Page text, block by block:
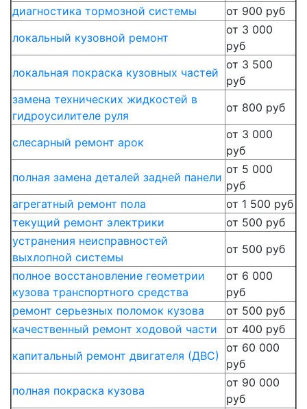
диагностика тормозной системы
от 900 руб
локальный кузовной ремонт
от 3 000
руб
локальная покраска кузовных частей
от 3 500
руб
замена технических жидкостей в
гидроусилителе руля
от 800 руб
слесарный ремонт арок
от 3 000
руб
полная замена деталей задней панели
от 5 000
руб
агрегатный ремонт пола
от 1 500 руб
текущий ремонт электрики
от 500 руб
устранения неисправностей
выхлопной системы
от 500 руб
полное восстановление геометрии
кузова транспортного средства
от 6 000
руб
ремонт серьезных поломок кузова
от 500 руб
качественный ремонт ходовой части
от 400 руб
капитальный ремонт двигателя (ДВС)
от 60 000
руб
полная покраска кузова
от 90 000
руб